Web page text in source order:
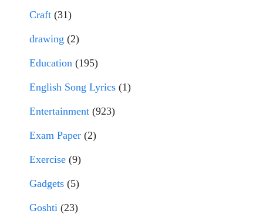
Craft (31)
drawing (2)
Education (195)
English Song Lyrics (1)
Entertainment (923)
Exam Paper (2)
Exercise (9)
Gadgets (5)
Goshti (23)